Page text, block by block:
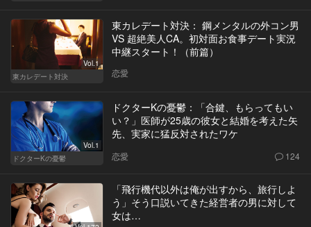
Vol.1
東カレデート対決
東カレデート対決： 鋼メンタルの外コン男
VS 超絶美人CA。初対面お食事デート実況
中継スタート！（前篇）
恋愛
Vol.1
ドクターKの憂鬱
ドクターKの憂鬱：「合鍵、もらってもい
い？」医師が25歳の彼女と結婚を考えた矢
先、実家に猛反対されたワケ
恋愛 124
「飛行機代以外は俺が出すから、旅行しよ
う」そう口説いてきた経営者の男に対して
女は…